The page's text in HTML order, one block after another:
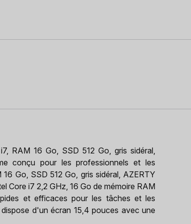
RAM 16 Go, SSD 512 Go, gris sidéral,
conçu pour les professionnels et les
Go, SSD 512 Go, gris sidéral, AZERTY
Core i7 2,2 GHz, 16 Go de mémoire RAM
et efficaces pour les tâches et les
d'un écran 15,4 pouces avec une